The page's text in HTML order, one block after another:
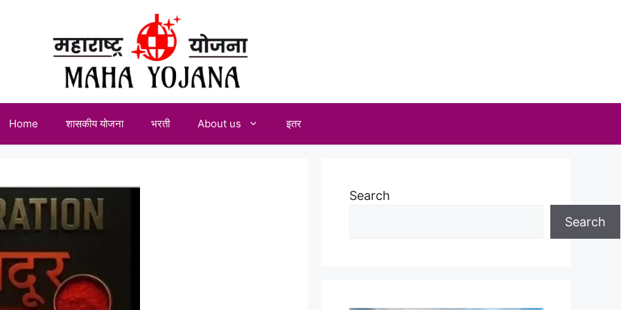
Home शासकीय योजना भरती About us इतर
Search
Search